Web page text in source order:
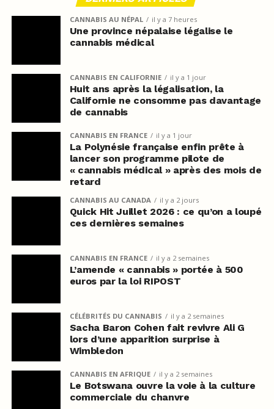
CANNABIS AU NÉPAL il y a 7 heures
Une province népalaise légalise le
cannabis médical
CANNABIS EN CALIFORNIE il y a 1 jour
Huit ans après la légalisation, la
Californie ne consomme pas davantage
de cannabis
CANNABIS EN FRANCE il y a 1 jour
La Polynésie française enfin prête à
lancer son programme pilote de
« cannabis médical » après des mois de
retard
CANNABIS AU CANADA il y a 2 jours
Quick Hit Juillet 2026 : ce qu’on a loupé
ces dernières semaines
CANNABIS EN FRANCE il y a 2 semaines
L’amende « cannabis » portée à 500
euros par la loi RIPOST
CÉLÉBRITÉS DU CANNABIS il y a 2 semaines
Sacha Baron Cohen fait revivre Ali G
lors d’une apparition surprise à
Wimbledon
CANNABIS EN AFRIQUE il y a 2 semaines
Le Botswana ouvre la voie à la culture
commerciale du chanvre